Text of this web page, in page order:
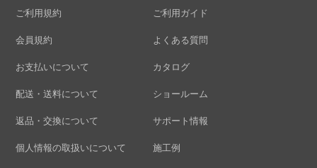
ご利用規約
会員規約
お支払いについて
配送・送料について
返品・交換について
個人情報の取扱いについて
ご利用ガイド
よくある質問
カタログ
ショールーム
サポート情報
施工例